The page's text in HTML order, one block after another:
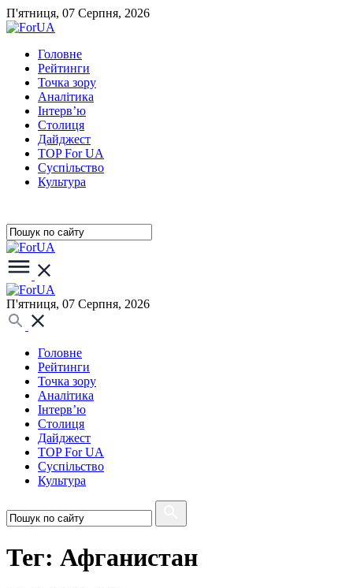
П'ятниця, 07 Серпня, 2026
Головне
Рейтинги
Точка зору
Аналітика
Інтерв’ю
Столиця
Дайджест
TOP For UA
Суспiльство
Культура
П'ятниця, 07 Серпня, 2026
Головне
Рейтинги
Точка зору
Аналітика
Інтерв’ю
Столиця
Дайджест
TOP For UA
Суспiльство
Культура
Тег: Афганистан